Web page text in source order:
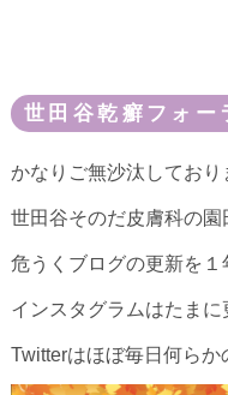
世田谷乾癬フォー
かなりご無沙汰しており
世田谷そのだ皮膚科の園
危うくブログの更新を１
インスタグラムはたまに
Twitterはほぼ毎日何らか